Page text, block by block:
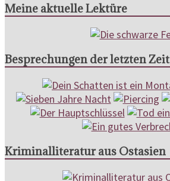
Meine aktuelle Lektüre
Besprechungen der letzten Zeit
Kriminalliteratur aus Ostasien